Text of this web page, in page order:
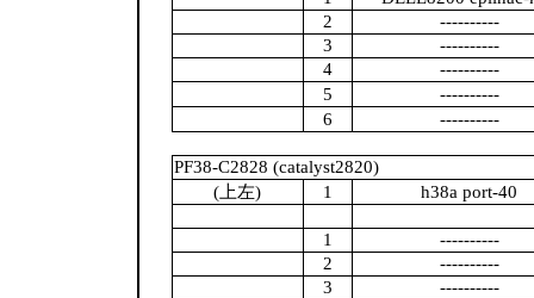
2
----------
3
----------
4
----------
5
----------
6
----------
PF38-C2828 (catalyst2820)
(上左)
1 h38a port-40
1
----------
2
----------
3
----------